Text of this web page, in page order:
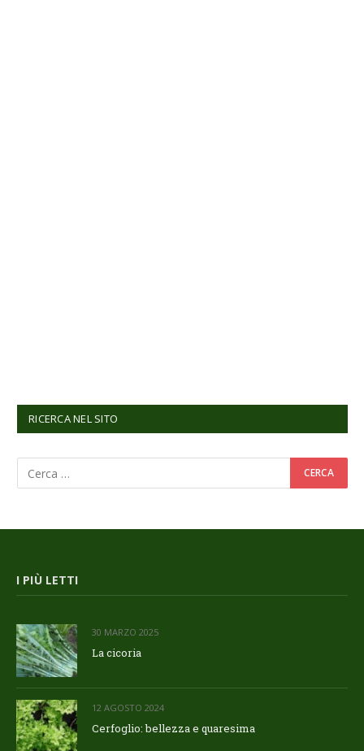
RICERCA NEL SITO
I PIÙ LETTI
30 MARZO 2025
La cicoria
12 AGOSTO 2024
Cerfoglio: bellezza e quaresima